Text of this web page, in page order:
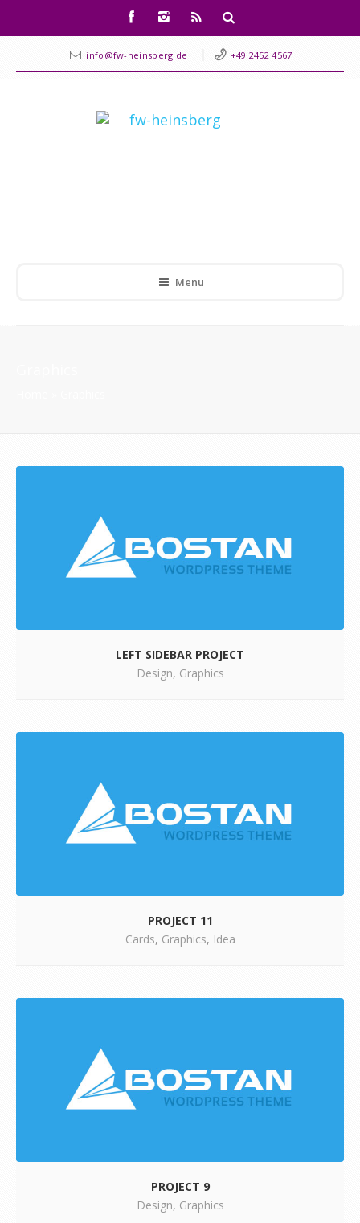
info@fw-heinsberg.de +49 2452 4567
Menu
LEFT SIDEBAR PROJECT
Design, Graphics
PROJECT 11
Cards, Graphics, Idea
PROJECT 9
Design, Graphics